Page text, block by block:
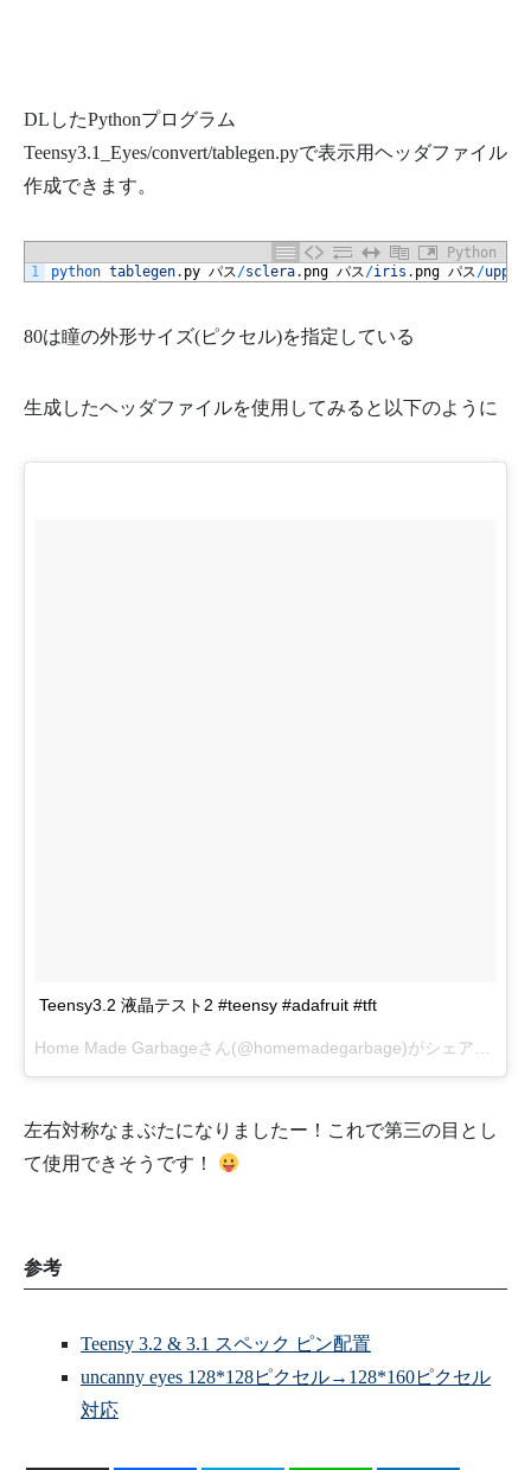
DLしたPythonプログラム
Teensy3.1_Eyes/convert/tablegen.pyで表示用ヘッダファイル
作成できます。
Python
1
python tablegen. py パス/sclera. png パス/iris . png パス/upper
80は瞳の外形サイズ(ピクセル)を指定している
生成したヘッダファイルを使用してみると以下のように
Teensy3.2 液晶テスト2 #teensy #adafruit #tft
左右対称なまぶたになりましたー！これで第三の目とし
て使用できそうです！
参考
Teensy 3.2 & 3.1 スペック ピン配置
uncanny eyes 128*128ピクセル→128*160ピクセル
対応